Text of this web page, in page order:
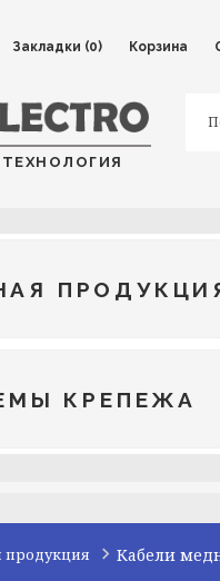
Закладки (0) Корзина
продукция Кабели